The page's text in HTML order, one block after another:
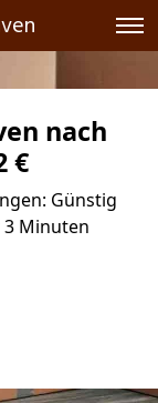
nach
€
Günstig
3 Minuten